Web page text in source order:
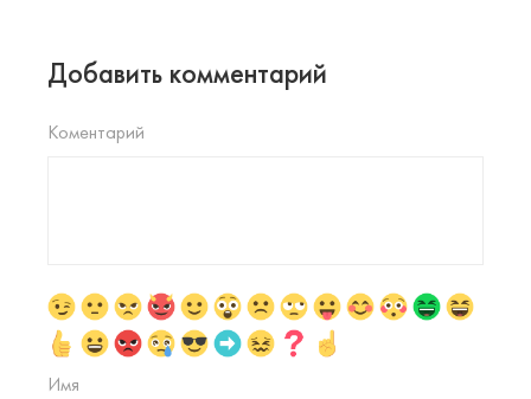
Добавить комментарий
Коментарий
Имя